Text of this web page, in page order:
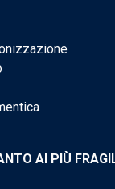
AI PIÙ